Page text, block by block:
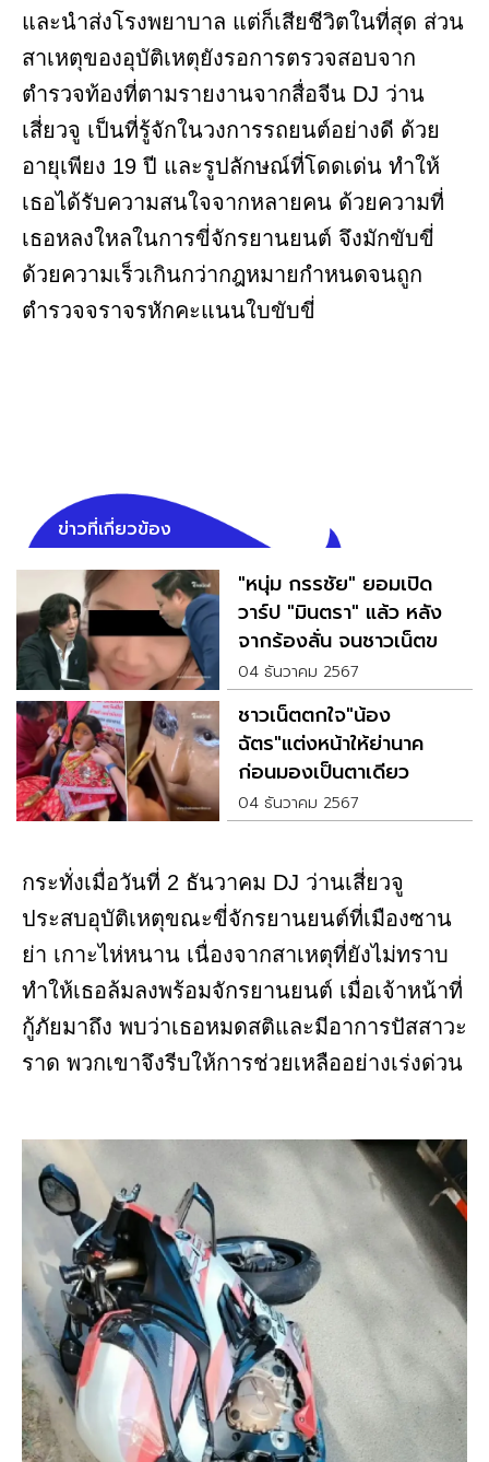
และนำส่งโรงพยาบาล แต่ก็เสียชีวิตในที่สุด ส่วน
สาเหตุของอุบัติเหตุยังรอการตรวจสอบจาก
ตำรวจท้องที่ตามรายงานจากสื่อจีน DJ ว่าน
เสี่ยวจู เป็นที่รู้จักในวงการรถยนต์อย่างดี ด้วย
อายุเพียง 19 ปี และรูปลักษณ์ที่โดดเด่น ทำให้
เธอได้รับความสนใจจากหลายคน ด้วยความที่
เธอหลงใหลในการขี่จักรยานยนต์ จึงมักขับขี่
ด้วยความเร็วเกินกว่ากฎหมายกำหนดจนถูก
ตำรวจจราจรหักคะแนนใบขับขี่
ข่าวที่เกี่ยวข้อง
"หนุ่ม กรรชัย" ยอมเปิด
วาร์ป "มินตรา" แล้ว หลัง
จากร้องลั่น จนชาวเน็ตขอ
ดูด้วย
04 ธันวาคม 2567
ชาวเน็ตตกใจ"น้อง
ฉัตร"แต่งหน้าให้ย่านาค
ก่อนมองเป็นตาเดียว
04 ธันวาคม 2567
กระทั่งเมื่อวันที่ 2 ธันวาคม DJ ว่านเสี่ยวจู
ประสบอุบัติเหตุขณะขี่จักรยานยนต์ที่เมืองซาน
ย่า เกาะไห่หนาน เนื่องจากสาเหตุที่ยังไม่ทราบ
ทำให้เธอล้มลงพร้อมจักรยานยนต์ เมื่อเจ้าหน้าที่
กู้ภัยมาถึง พบว่าเธอหมดสติและมีอาการปัสสาวะ
ราด พวกเขาจึงรีบให้การช่วยเหลืออย่างเร่งด่วน